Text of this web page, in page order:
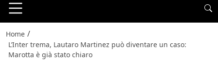
Home /
L’Inter trema, Lautaro Martinez può diventare un caso:
Marotta è già stato chiaro